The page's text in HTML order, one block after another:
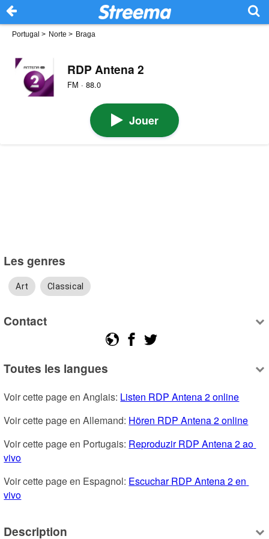
Portugal > Norte > Braga
RDP Antena 2
FM · 88.0
Jouer
Les genres
Art Classical
Contact
Toutes les langues
Voir cette page en Anglais: Listen RDP Antena 2 online
Voir cette page en Allemand: Hören RDP Antena 2 online
Voir cette page en Portugais: Reproduzir RDP Antena 2 ao
vivo
Voir cette page en Espagnol: Escuchar RDP Antena 2 en
vivo
Description